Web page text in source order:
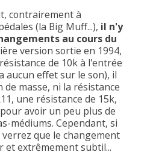
contrairement à
(la Big Muff...), il n'y
au cours du
version sortie en 1994,
de 10k à l'entrée
aucun effet sur le son), il
de masse, ni la résistance
une résistance de 15k,
avoir un peu plus de
médiums. Cependant, si
que le changement
et extrêmement subtil...